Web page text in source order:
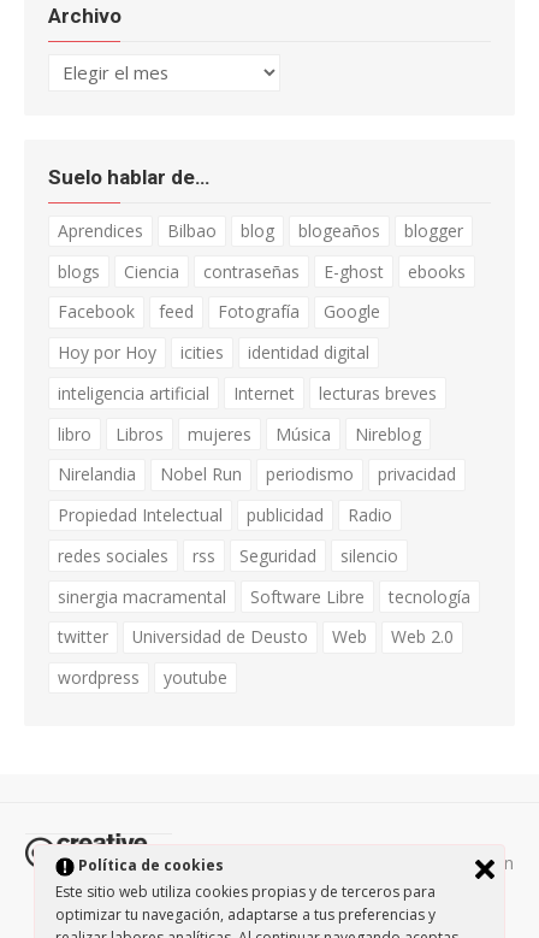
Política de cookies
Este sitio web utiliza cookies propias y de terceros para
optimizar tu navegación, adaptarse a tus preferencias y
Archivo
Archivo
Suelo hablar de…
Aprendices Bilbao blog blogeaños
blogger
blogs
Ciencia contraseñas E-ghost
ebooks
Facebook
feed Fotografía
Google
Hoy por Hoy
icities
identidad digital
inteligencia artificial
Internet
lecturas breves
libro
Libros mujeres Música
Nireblog
Nirelandia
Nobel Run periodismo
privacidad
Propiedad Intelectual
publicidad
Radio
redes sociales
rss Seguridad
silencio
sinergia macramental
Software Libre
tecnología
twitter
Universidad de Deusto Web
Web 2.0
wordpress
youtube
Todos los contenidos de esta página están
protegidos por la licencia Creative Commons Attribution-
NonCommercial-ShareAlike 3.0. / Política de privacidad